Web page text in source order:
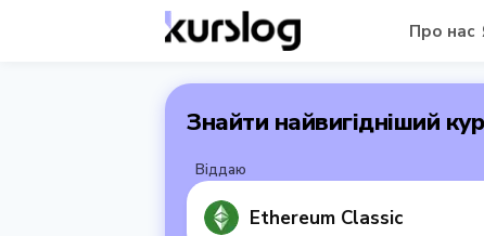
Про нас
Знайти найвигідніший
Віддаю
Ethereum Classic